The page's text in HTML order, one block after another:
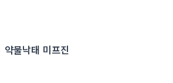
약물낙태 미프진